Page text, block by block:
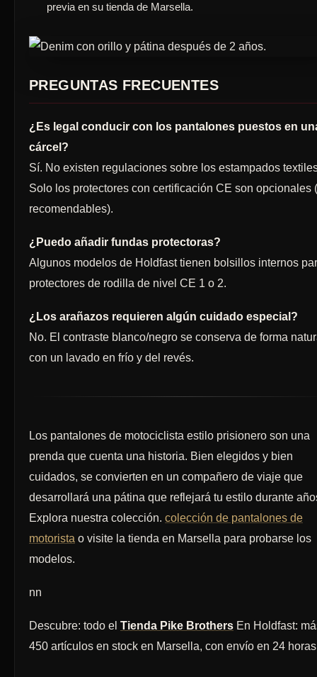
previa en su tienda de Marsella.
PREGUNTAS FRECUENTES
¿Es legal conducir con los pantalones puestos en
cárcel?
Sí. No existen regulaciones sobre los estampados
Solo los protectores con certificación CE son opcionales
recomendables).
¿Puedo añadir fundas protectoras?
Algunos modelos de Holdfast tienen bolsillos internos
protectores de rodilla de nivel CE 1 o 2.
¿Los arañazos requieren algún cuidado especial?
No. El contraste blanco/negro se conserva de forma
con un lavado en frío y del revés.
Los pantalones de motociclista estilo prisionero son una
prenda que cuenta una historia. Bien elegidos y bien
cuidados, se convierten en un compañero de viaje que
desarrollará una pátina que reflejará tu estilo durante
Explora nuestra colección. colección de pantalones de
motorista o visite la tienda en Marsella para probarse los
modelos.
nn
Descubre: todo el Tienda Pike Brothers En Holdfast:
450 artículos en stock en Marsella, con envío en 24